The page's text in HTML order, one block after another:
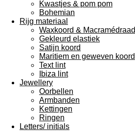
Kwastjes & pom pom
Bohemian
Rijg materiaal
Waxkoord & Macramédraad
Gekleurd elastiek
Satijn koord
Maritiem en geweven koord
Text lint
Ibiza lint
Jewellery
Oorbellen
Armbanden
Kettingen
Ringen
Letters/ initials